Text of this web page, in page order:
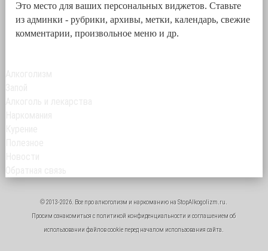
Это место для ваших персональных виджетов. Ставьте
из админки - рубрики, архивы, метки, календарь, свежие
комментарии, произвольное меню и др.
© 2013-2026. Все проалкоголизм и наркоманию на StopAlkogolizm.ru.
Просим ознакомиться с политикой конфиденциальности исоглашением об
использовании файлов cookie перед началом использования сайта.